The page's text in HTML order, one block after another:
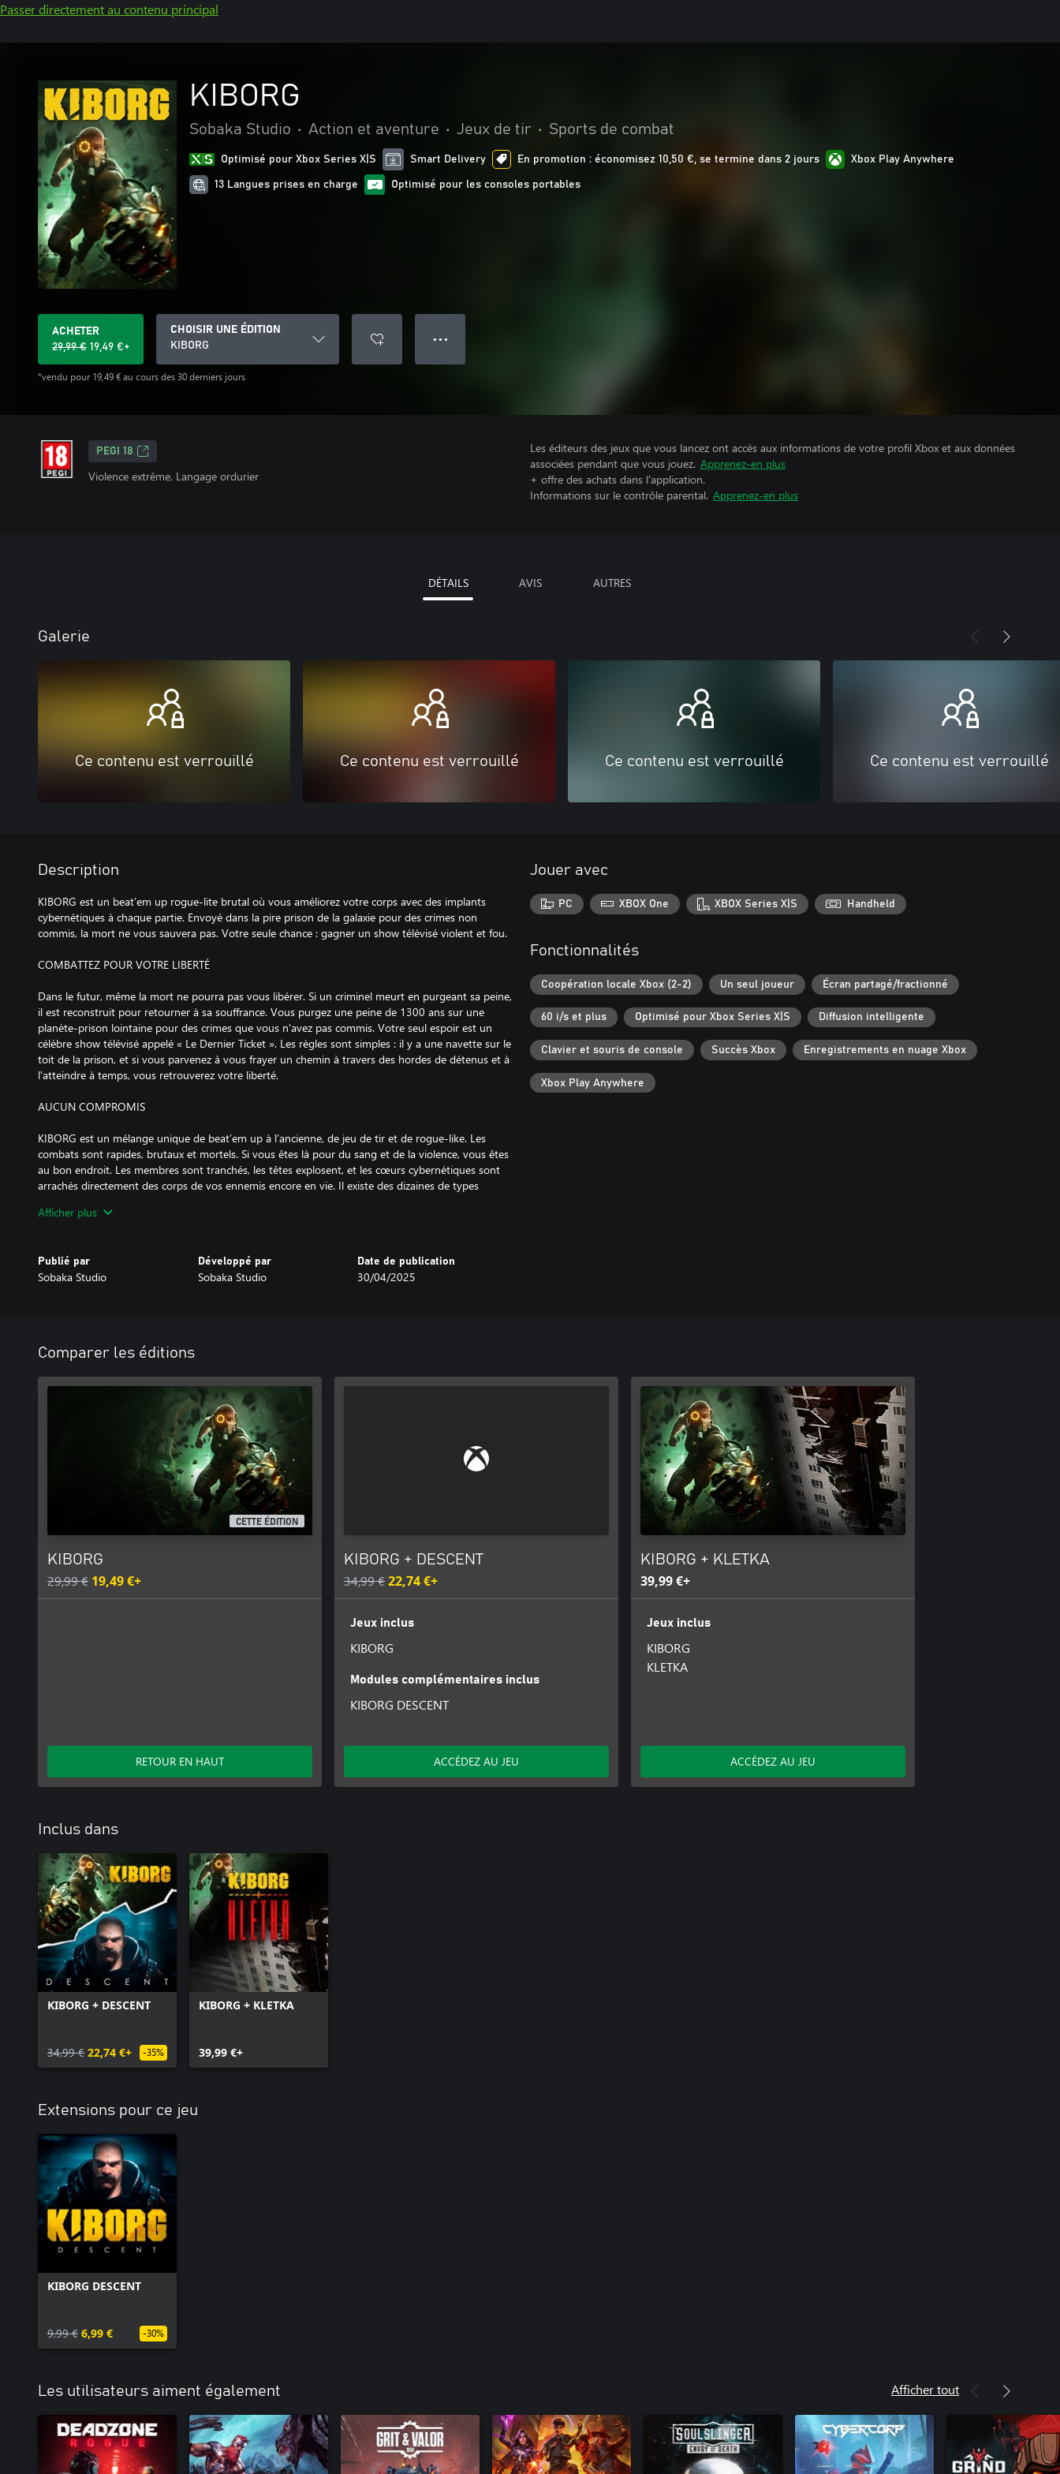
Passer directement au contenu principal
KIBORG
Sobaka Studio • Action et aventure • Jeux de tir • Sports de combat
Optimisé pour Xbox Series X|S Smart Delivery En promotion : économisez 10,50 €, se termine dans 2 jours Xbox Play Anywhere
13 Langues prises en charge Optimisé pour les consoles portables
ACHETER
29,99 € 19,49 €+
*vendu pour 19,49 € au cours des 30 derniers jours
CHOISIR UNE ÉDITION
KIBORG
● ● ●
PEGI 18
Violence extrême, Langage ordurier
Les éditeurs des jeux que vous lancez ont accès aux informations de votre profil Xbox et aux données
associées pendant que vous jouez. Apprenez-en plus
+ offre des achats dans l'application.
Informations sur le contrôle parental. Apprenez-en plus
DÉTAILS AVIS AUTRES
Galerie
Ce contenu est verrouillé Ce contenu est verrouillé Ce contenu est verrouillé Ce contenu est verrouillé
Description
KIBORG est un beat’em up rogue-lite brutal où vous améliorez votre corps avec des implants
cybernétiques à chaque partie. Envoyé dans la pire prison de la galaxie pour des crimes non
commis, la mort ne vous sauvera pas. Votre seule chance : gagner un show télévisé violent et fou.
COMBATTEZ POUR VOTRE LIBERTÉ
Dans le futur, même la mort ne pourra pas vous libérer. Si un criminel meurt en purgeant sa peine,
il est reconstruit pour retourner à sa souffrance. Vous purgez une peine de 1300 ans sur une
planète-prison lointaine pour des crimes que vous n'avez pas commis. Votre seul espoir est un
célèbre show télévisé appelé « Le Dernier Ticket ». Les règles sont simples : il y a une navette sur le
toit de la prison, et si vous parvenez à vous frayer un chemin à travers des hordes de détenus et à
l'atteindre à temps, vous retrouverez votre liberté.
AUCUN COMPROMIS
KIBORG est un mélange unique de beat’em up à l’ancienne, de jeu de tir et de rogue-like. Les
combats sont rapides, brutaux et mortels. Si vous êtes là pour du sang et de la violence, vous êtes
au bon endroit. Les membres sont tranchés, les têtes explosent, et les cœurs cybernétiques sont
arrachés directement des corps de vos ennemis encore en vie. Il existe des dizaines de types
centaines d’affrontements complexes.
Remplacez vos parties du corps par divers ensembles d’implants cybernétiques, chacun modifiant
dévaster vos ennemis. Il y a des millions de combinaisons possibles et des dizaines de builds viables
à essayer.
Afficher plus
Publié par
Sobaka Studio
Développé par
Sobaka Studio
Date de publication
30/04/2025
Jouer avec
PC XBOX One XBOX Series X|S Handheld
Fonctionnalités
Coopération locale Xbox (2-2) Un seul joueur Écran partagé/fractionné
60 i/s et plus Optimisé pour Xbox Series X|S Diffusion intelligente
Clavier et souris de console Succès Xbox Enregistrements en nuage Xbox
Xbox Play Anywhere
Comparer les éditions
CETTE ÉDITION
KIBORG
29,99 € 19,49 €+
RETOUR EN HAUT
KIBORG + DESCENT
34,99 €22,74 €+
Jeux inclus
KIBORG
Modules complémentaires inclus
KIBORG DESCENT
ACCÉDEZ AU JEU
KIBORG + KLETKA
39,99 €+
Jeux inclus
KIBORG
KLETKA
ACCÉDEZ AU JEU
Inclus dans
KIBORG + DESCENT
34,99 € 22,74 €+ -35%
KIBORG + KLETKA
39,99 €+
Extensions pour ce jeu
KIBORG DESCENT
9,99 € 6,99 € -30%
Les utilisateurs aiment également Afficher tout